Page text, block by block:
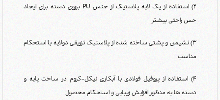
2) استفاده از یک لایه پلاستیک از جنس PU برروی دسته برای ایجاد
حس راحتی بیشتر
3) نشیمن و پشتی ساخته شده از پلاستیک تزریقی دولایه با استحکام
مناسب
4) استفاده از پروفیل فولادی با آبکاری نیکل-کروم در ساخت پایه و
دسته ها به منظور افزایش زیبایی و استحکام محصول